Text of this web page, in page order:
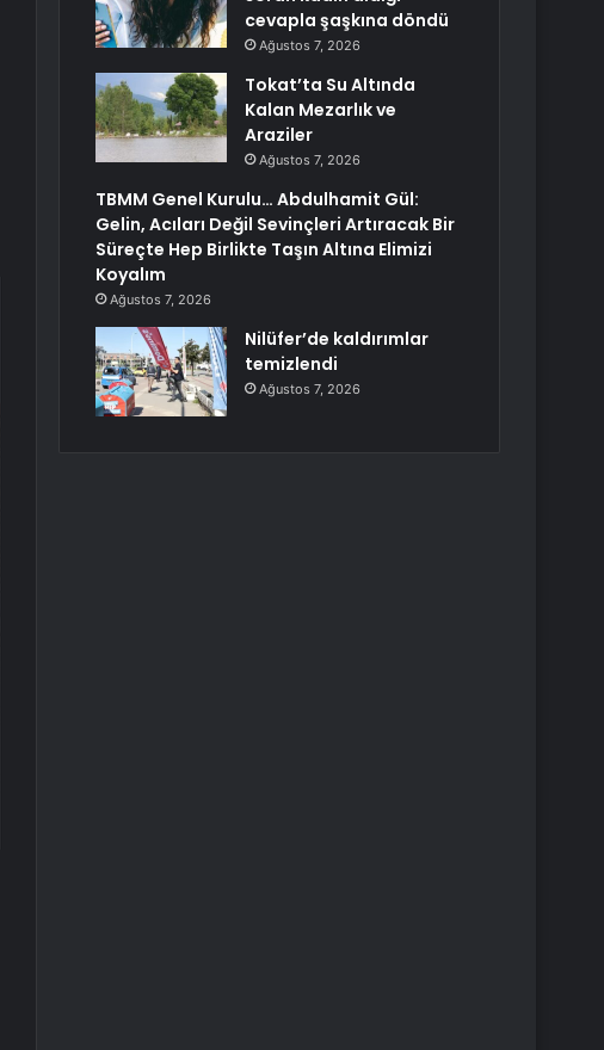
cevapla şaşkına döndü
Ağustos 7, 2026
Tokat’ta Su Altında
Kalan Mezarlık ve
Araziler
Ağustos 7, 2026
TBMM Genel Kurulu… Abdulhamit Gül:
Gelin, Acıları Değil Sevinçleri Artıracak Bir
Süreçte Hep Birlikte Taşın Altına Elimizi
Koyalım
Ağustos 7, 2026
Nilüfer’de kaldırımlar
temizlendi
Ağustos 7, 2026